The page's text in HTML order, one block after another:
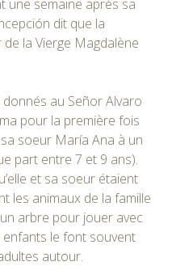
une semaine après sa
dit que la
la Vierge Magdalène
au Señor Alvaro
pour la première fois
soeur María Ana à un
part entre 7 et 9 ans).
et sa soeur étaient
les animaux de la famille
arbre pour jouer avec
le font souvent
autour.